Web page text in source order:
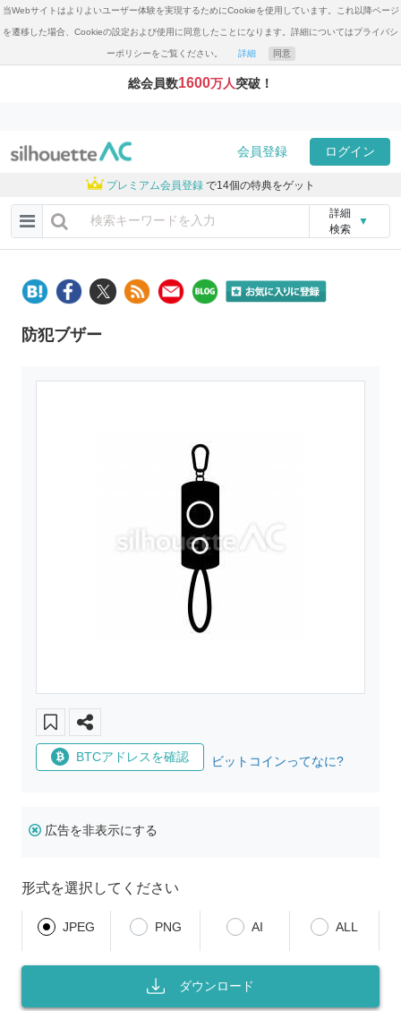
当Webサイトはよりよいユーザー体験を実現するためにCookieを使用しています。これ以降ページ
を遷移した場合、Cookieの設定および使用に同意したことになります。詳細についてはプライバシ
ーポリシーをご覧ください。 詳細 同意
総会員数1600万人突破！
会員登録 ログイン
プレミアム会員登録 で14個の特典をゲット
詳細
検索
▼
防犯ブザー
BTCアドレスを確認 ビットコインってなに?
広告を非表示にする
形式を選択してください
JPEG PNG AI ALL
ダウンロード